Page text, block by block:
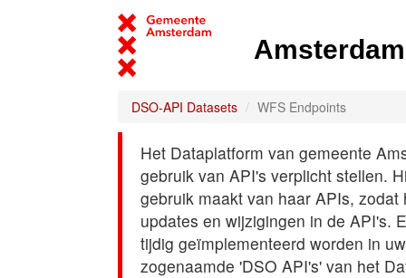
DSO-API Datasets WFS Endpoints
Het Dataplatform van gemeente
gebruik van API's verplicht stellen.
gebruik maakt van haar APIs,
updates en wijzigingen in de API's.
tijdig geïmplementeerd worden in
zogenaamde 'DSO API's' van het